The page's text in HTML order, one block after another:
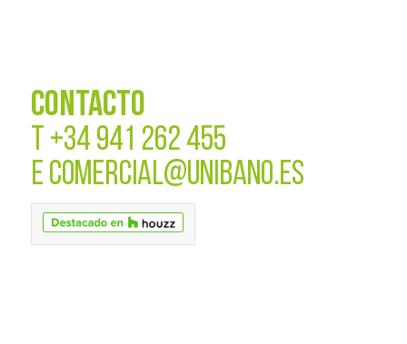
CONTACTO
T +34 941 262 455
E COMERCIAL@UNIBANO.ES